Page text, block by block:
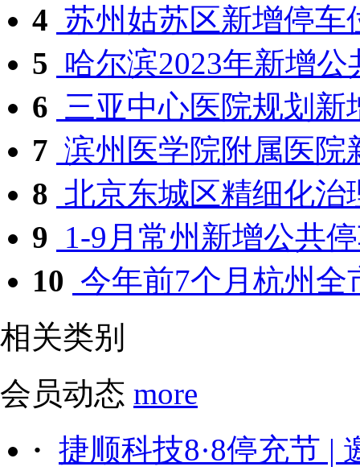
4 苏州姑苏区新增停车
5 哈尔滨2023年新增
6 三亚中心医院规划新
7 滨州医学院附属医院
8 北京东城区精细化治
9 1-9月常州新增公共
10 今年前7个月杭州全
相关类别
会员动态 more
· 捷顺科技8·8停充节 |